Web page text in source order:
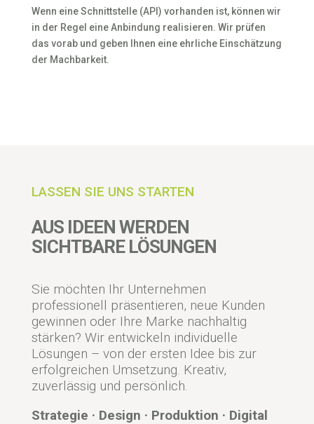
Wenn eine Schnittstelle (API) vorhanden ist, können wir
in der Regel eine Anbindung realisieren. Wir prüfen
das vorab und geben Ihnen eine ehrliche Einschätzung
der Machbarkeit.
LASSEN SIE UNS STARTEN
AUS IDEEN WERDEN
SICHTBARE LÖSUNGEN
Sie möchten Ihr Unternehmen
professionell präsentieren, neue Kunden
gewinnen oder Ihre Marke nachhaltig
stärken? Wir entwickeln individuelle
Lösungen – von der ersten Idee bis zur
erfolgreichen Umsetzung. Kreativ,
zuverlässig und persönlich.
Strategie · Design · Produktion · Digital